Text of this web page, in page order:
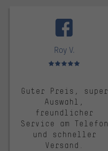
Roy V.
Bewertungen: 5 von 5
Guter Preis, super
Auswahl,
freundlicher
Service am Telefon
und schneller
Versand.